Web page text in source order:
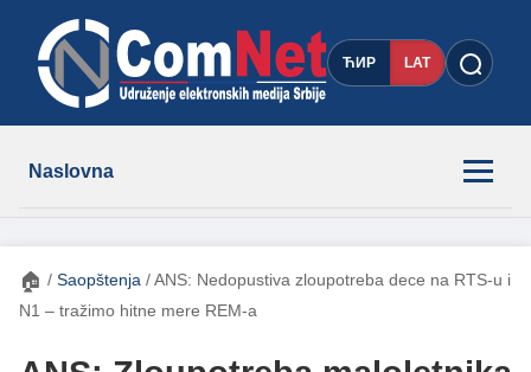
ЋИР LAT
Naslovna
Novosti
Članovi
🏠 / Saopštenja /ANS: Nedopustiva zloupotreba dece na RTS-u i
N1 – tražimo hitne mere REM-a